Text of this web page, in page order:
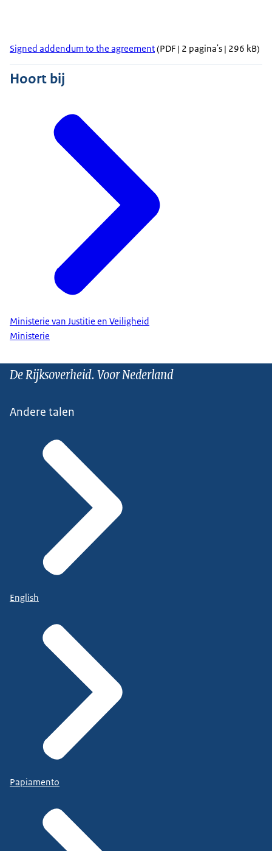
Signed addendum to the agreement(PDF | 2 pagina's | 296 kB)
Hoort bij
Ministerie van Justitie en Veiligheid
Ministerie
De Rijksoverheid. Voor Nederland
Andere talen
English
Papiamento